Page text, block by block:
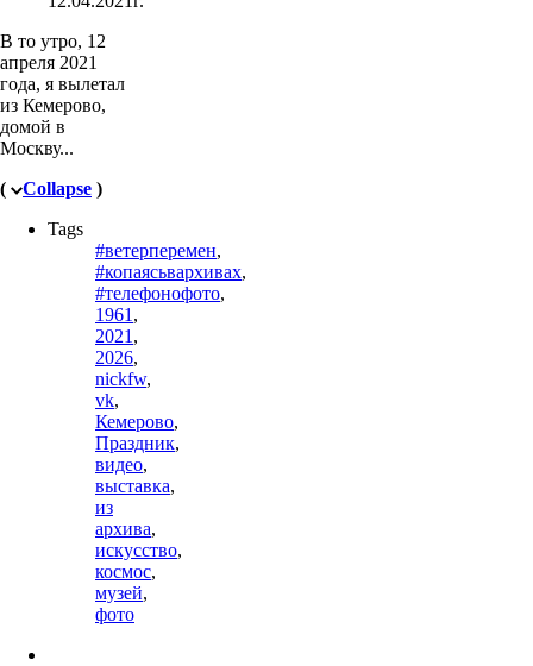
В то утро, 12
апреля 2021
года, я вылетал
из Кемерово,
домой в
Москву...
(
Collapse )
Tags
#ветерперемен,
#копаясьвархивах,
#телефонофото,
1961 ,
2021 ,
2026,
nickfw,
vk,
Кемерово,
Праздник,
видео,
выставка,
из
архива,
искусство,
космос,
музей,
фото